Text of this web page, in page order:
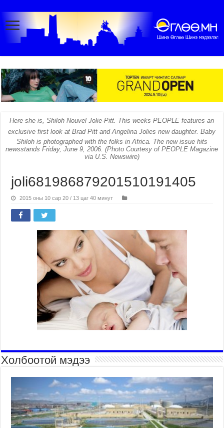
Here she is, Shiloh Nouvel Jolie-Pitt. This weeks PEOPLE features an
exclusive first look at Brad Pitt and Angelina Jolies new daughter. Baby
Shiloh is photographed with the folks in Africa. The new issue hits
newsstands Friday, June 9, 2006. (Photo Courtesy of PEOPLE Magazine
via U.S. Newswire)
joli681986879201510191405
2015 оны 10 сар 20 / 13 цаг 40 минут
Холбоотой мэдээ